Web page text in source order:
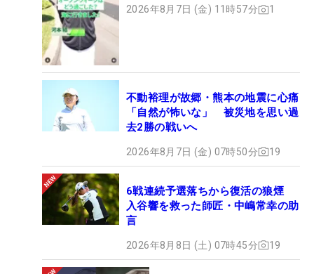
2026年8月7日 (金) 11時57分 1
不動裕理が故郷・熊本の地震に心痛
「自然が怖いな」 被災地を思い過
去2勝の戦いへ
2026年8月7日 (金) 07時50分 19
6戦連続予選落ちから復活の狼煙
入谷響を救った師匠・中嶋常幸の助
言
2026年8月8日 (土) 07時45分 19